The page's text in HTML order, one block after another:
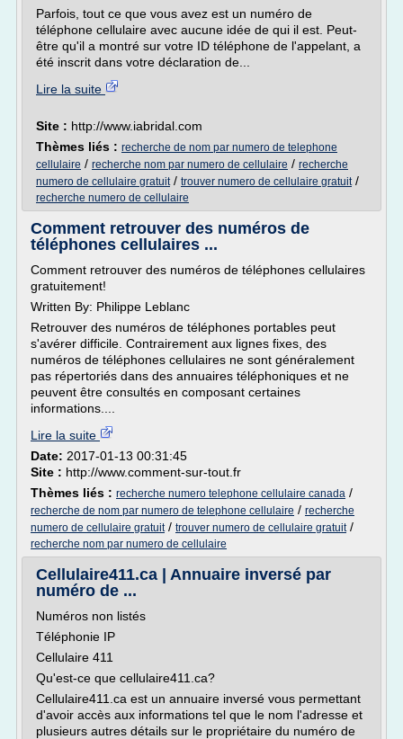
Parfois, tout ce que vous avez est un numéro de
téléphone cellulaire avec aucune idée de qui il est. Peut-
être qu'il a montré sur votre ID téléphone de l'appelant, a
été inscrit dans votre déclaration de...
Lire la suite
Site : http://www.iabridal.com
Thèmes liés : recherche de nom par numero de telephone
cellulaire / recherche nom par numero de cellulaire / recherche
numero de cellulaire gratuit/ trouver numero de cellulaire gratuit/
recherche numero de cellulaire
Comment retrouver des numéros de
téléphones cellulaires ...
Comment retrouver des numéros de téléphones cellulaires
gratuitement!
Written By: Philippe Leblanc
Retrouver des numéros de téléphones portables peut
s'avérer difficile. Contrairement aux lignes fixes, des
numéros de téléphones cellulaires ne sont généralement
pas répertoriés dans des annuaires téléphoniques et ne
peuvent être consultés en composant certaines
informations....
Lire la suite
Date: 2017-01-13 00:31:45
Site : http://www.comment-sur-tout.fr
Thèmes liés : recherche numero telephone cellulaire canada /
recherche de nom par numero de telephone cellulaire / recherche
numero de cellulaire gratuit/ trouver numero de cellulaire gratuit/
recherche nom par numero de cellulaire
Cellulaire411.ca | Annuaire inversé par
numéro de ...
Numéros non listés
Téléphonie IP
Cellulaire 411
Qu'est-ce que cellulaire411.ca?
Cellulaire411.ca est un annuaire inversé vous permettant
d'avoir accès aux informations tel que le nom l'adresse et
plusieurs autres détails sur le propriétaire du numéro de